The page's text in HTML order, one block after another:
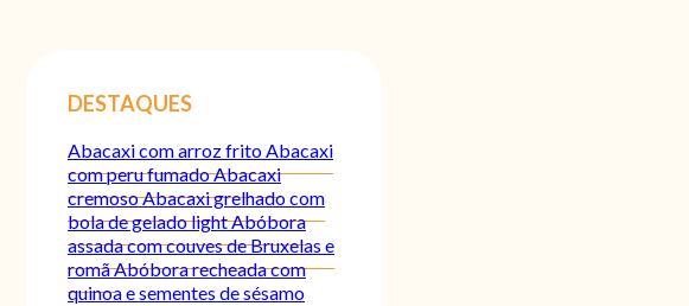
DESTAQUES
Abacaxi com arroz fritoAbacaxi
com peru fumadoAbacaxi
cremosoAbacaxi grelhado com
bola de gelado lightAbóbora
assada com couves de Bruxelas e
romãAbóbora recheada com
quinoa e sementes de sésamo